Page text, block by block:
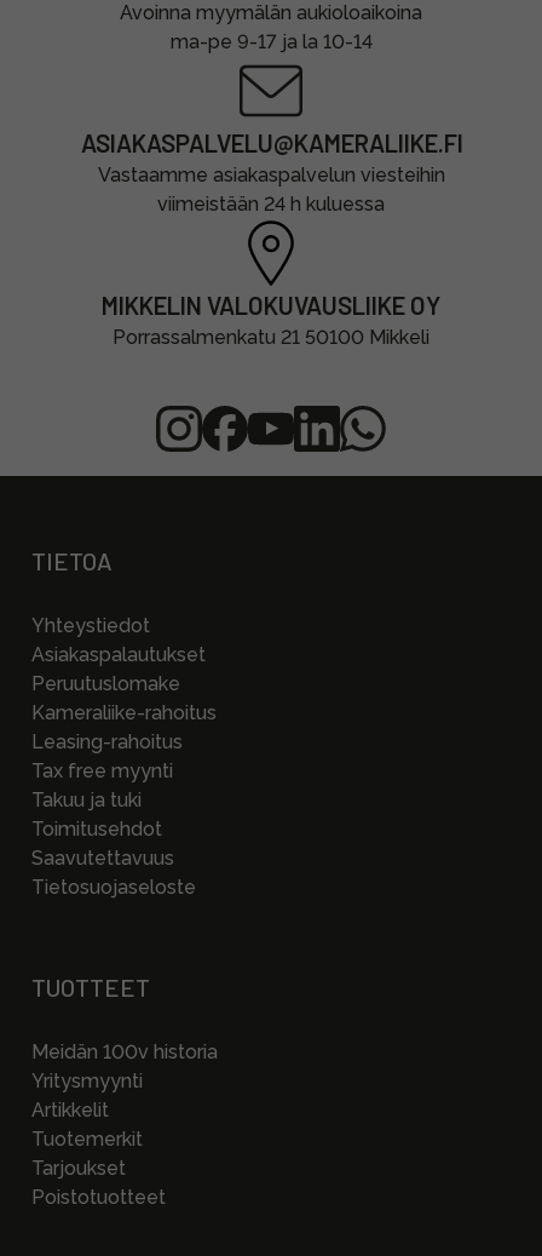
Avoinna myymälän aukioloaikoina
ma-pe 9-17 ja la 10-14
ASIAKASPALVELU@KAMERALIIKE.FI
Vastaamme asiakaspalvelun viesteihin
viimeistään 24 h kuluessa
MIKKELIN VALOKUVAUSLIIKE OY
Porrassalmenkatu 21 50100 Mikkeli
TIETOA
Yhteystiedot
Asiakaspalautukset
Peruutuslomake
Kameraliike-rahoitus
Leasing-rahoitus
Tax free myynti
Takuu ja tuki
Toimitusehdot
Saavutettavuus
Tietosuojaseloste
TUOTTEET
Meidän 100v historia
Yritysmyynti
Artikkelit
Tuotemerkit
Tarjoukset
Poistotuotteet